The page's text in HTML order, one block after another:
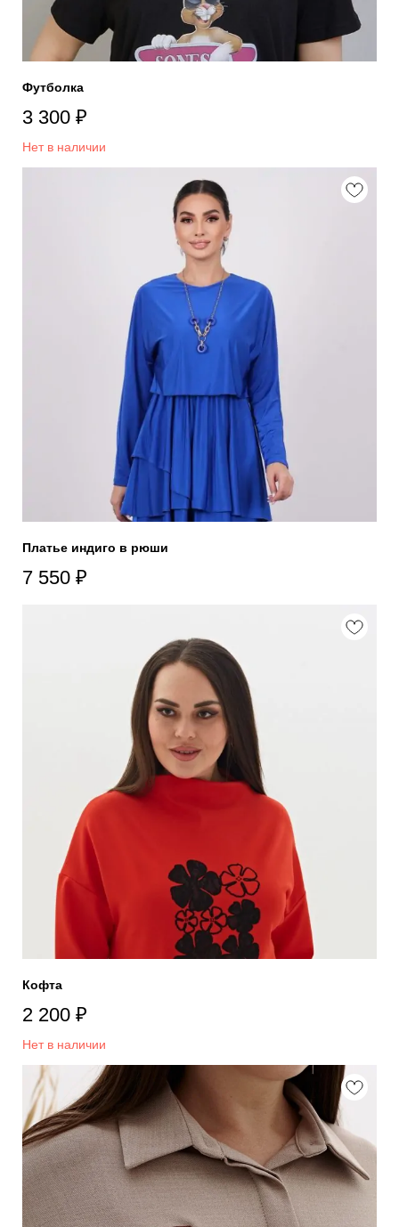
Футболка
3 300 ₽
Нет в наличии
Платье индиго в рюши
7 550 ₽
Кофта
2 200 ₽
Нет в наличии